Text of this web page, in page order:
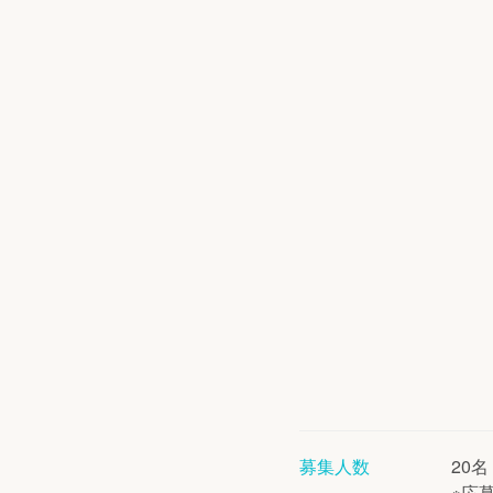
募集人数
20名